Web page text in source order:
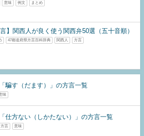
意味 例文 まとめ
言】関西人が良く使う関西弁50選（五十音順）
47都道府県方言百科辞典 関西人 方言
騙す（だます）」の方言一覧
味
仕方ない（しかたない）」の方言一覧
方言 意味